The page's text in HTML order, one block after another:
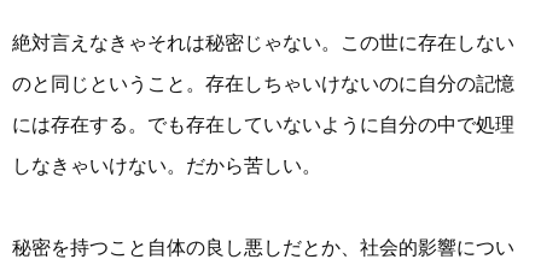
絶対言えなきゃそれは秘密じゃない。この世に存在しない
のと同じということ。存在しちゃいけないのに自分の記憶
には存在する。でも存在していないように自分の中で処理
しなきゃいけない。だから苦しい。
秘密を持つこと自体の良し悪しだとか、社会的影響につい